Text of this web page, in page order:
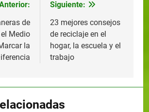
de
Medio
la
Siguiente:
23 mejores consejos
de reciclaje en el
hogar, la escuela y el
trabajo